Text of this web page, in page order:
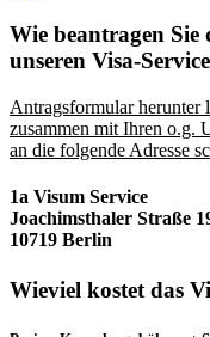
Wie beantragen
unseren Visa-
Antragsformular herunter
zusammen mit Ihren o.g.
an die folgende Adresse
1a Visum Service
Joachimsthaler Straße
10719 Berlin
Wieviel kostet das